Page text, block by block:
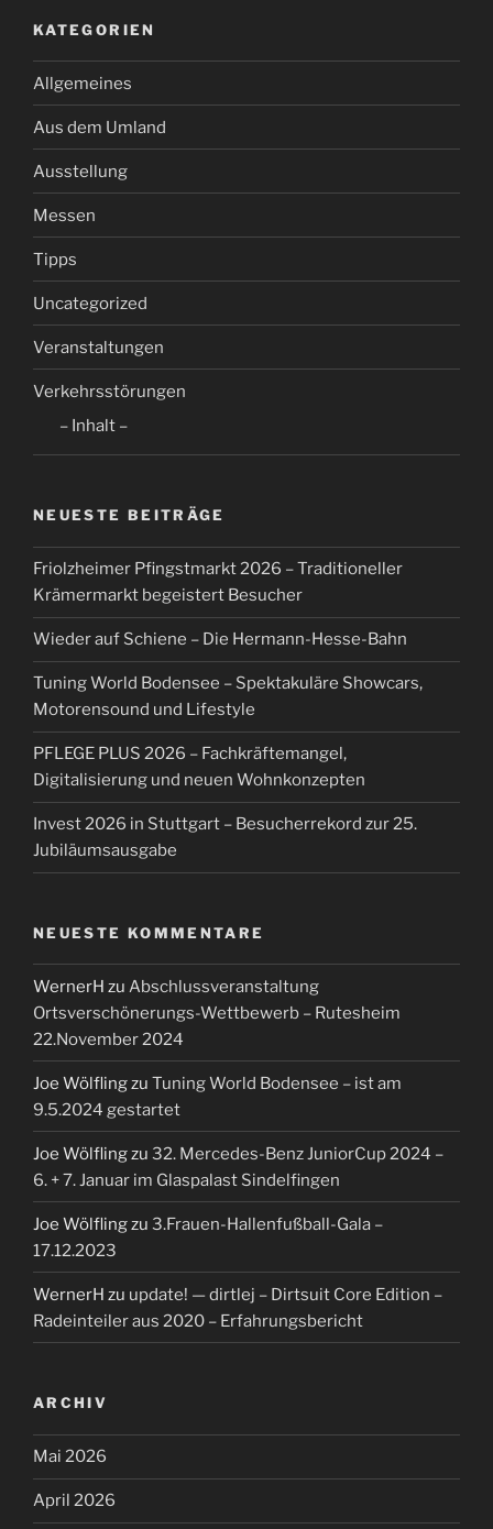
KATEGORIEN
Allgemeines
Aus dem Umland
Ausstellung
Messen
Tipps
Uncategorized
Veranstaltungen
Verkehrsstörungen
– Inhalt –
NEUESTE BEITRÄGE
Friolzheimer Pfingstmarkt 2026 – Traditioneller
Krämermarkt begeistert Besucher
Wieder auf Schiene – Die Hermann-Hesse-Bahn
Tuning World Bodensee – Spektakuläre Showcars,
Motorensound und Lifestyle
PFLEGE PLUS 2026 – Fachkräftemangel,
Digitalisierung und neuen Wohnkonzepten
Invest 2026 in Stuttgart – Besucherrekord zur 25.
Jubiläumsausgabe
NEUESTE KOMMENTARE
WernerH zu Abschlussveranstaltung
Ortsverschönerungs-Wettbewerb – Rutesheim
22.November 2024
Joe Wölflingzu Tuning World Bodensee – ist am
9.5.2024 gestartet
Joe Wölflingzu 32. Mercedes-Benz JuniorCup 2024 –
6. + 7. Januar im Glaspalast Sindelfingen
Joe Wölflingzu 3.Frauen-Hallenfußball-Gala –
17.12.2023
WernerH zu update! — dirtlej – Dirtsuit Core Edition –
Radeinteiler aus 2020 – Erfahrungsbericht
ARCHIV
Mai 2026
April 2026